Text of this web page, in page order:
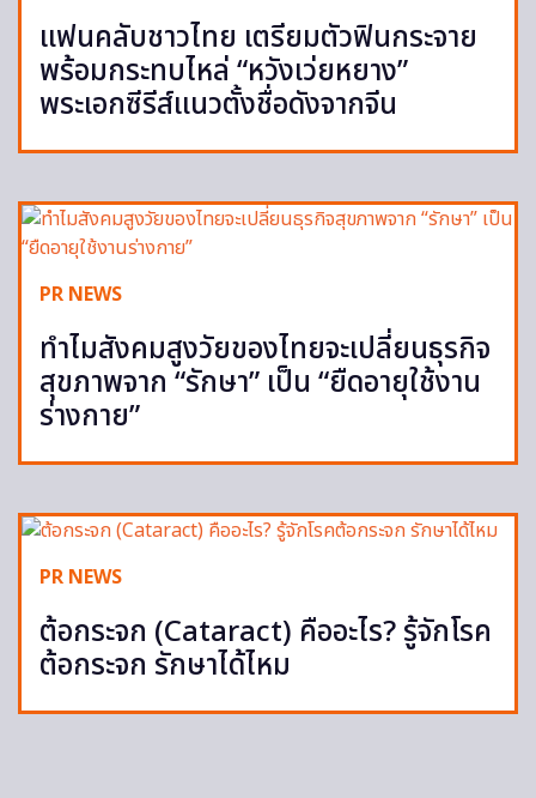
แฟนคลับชาวไทย เตรียมตัวฟินกระจาย
พร้อมกระทบไหล่ “หวังเว่ยหยาง”
พระเอกซีรีส์แนวตั้งชื่อดังจากจีน
PR NEWS
ทำไมสังคมสูงวัยของไทยจะเปลี่ยนธุรกิจ
สุขภาพจาก “รักษา” เป็น “ยืดอายุใช้งาน
ร่างกาย”
PR NEWS
ต้อกระจก (Cataract) คืออะไร? รู้จักโรค
ต้อกระจก รักษาได้ไหม